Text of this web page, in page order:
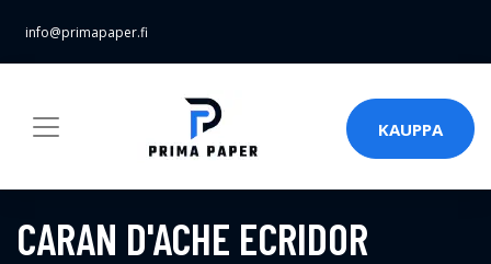
info@primapaper.fi
KAUPPA
CARAN D'ACHE ECRIDOR